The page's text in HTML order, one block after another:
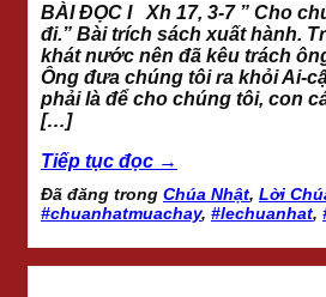
BÀI ĐỌC I Xh 17, 3-7 ” Cho
đi.” Bài trích sách xuất hành.
khát nước nên đã kêu trách
Ông đưa chúng tôi ra khỏi Ai-
phải là để cho chúng tôi, con
[…]
Tiếp tục đọc →
Đã đăng trong Chúa Nhật, Lời
#chuanhatmuachay, #lechuanhat,